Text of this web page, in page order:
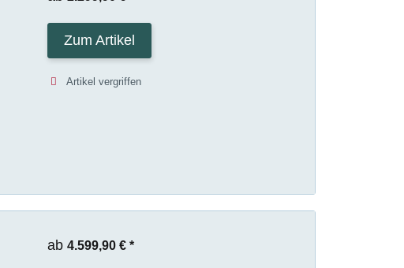
Zum Artikel
Artikel vergriffen
ab 4.599,90 € *